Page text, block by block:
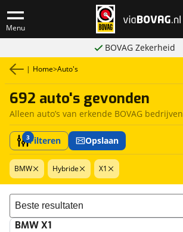
Menu
BOVAG Zekerheid
| Home>Auto's
692 auto's gevonden
Alleen auto’s van erkende BOVAG bedrijven
3Filteren Opslaan
BMW Hybride X1
Sorteer resultaten
BMWX1